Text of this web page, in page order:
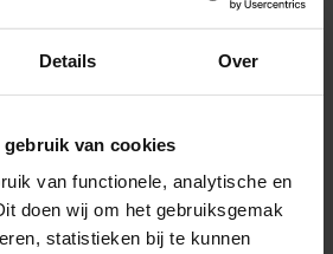
Details Over
gebruik van cookies
van functionele, analytische en
doen wij om het gebruiksgemak
statistieken bij te kunnen
5-MAART-2020